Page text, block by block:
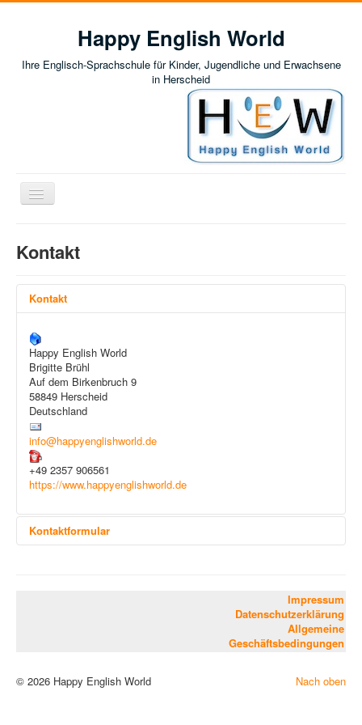
Happy English World
Ihre Englisch-Sprachschule für Kinder, Jugendliche und Erwachsene
in Herscheid
Navigation
an/aus
Home
Englisch für Kinder und Jugendliche
Einführung: Englisch für Kinder und Jugendliche
Vorbereitungskurs auf das 5. Schuljahr
Englisch für Erwachsene
Einführung: Englisch für Erwachsene
Konversationskurse
Kursübersicht und Preise
Englisch für den Beruf
Basic for Business
Die Dozentin
Kontakt
Kontakt
Kontakt
Happy English World
Brigitte Brühl
Auf dem Birkenbruch 9
58849 Herscheid
Deutschland
info@happyenglishworld.de
+49 2357 906561
https://www.happyenglishworld.de
Kontaktformular
Impressum
Datenschutzerklärung
Allgemeine
Geschäftsbedingungen
Nach oben
© 2026 Happy English World